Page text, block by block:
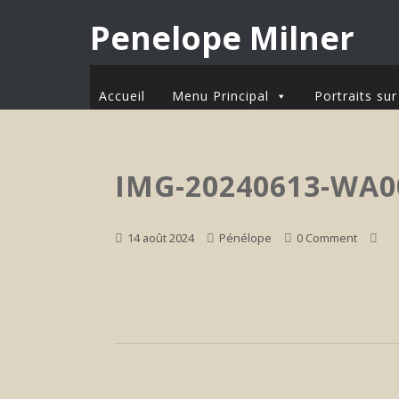
Penelope Milner
Accueil Menu Principal Portraits
IMG-20240613-
14 août 2024 Pénélope 0 Comment